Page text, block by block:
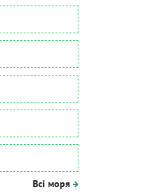
Всі моря